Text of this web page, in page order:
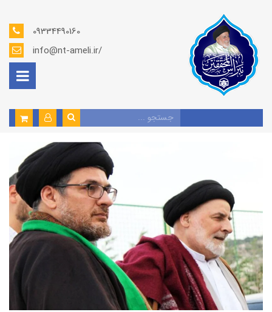
09334490160
info@nt-ameli.ir/